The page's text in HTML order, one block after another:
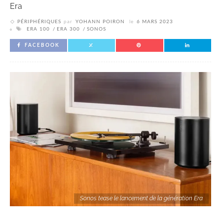
Era
PÉRIPHÉRIQUES par YOHANN POIRON le
6 MARS 2023
ERA 100
ERA 300 SONOS
FACEBOOK
Sonos tease le lancement de la génération Era